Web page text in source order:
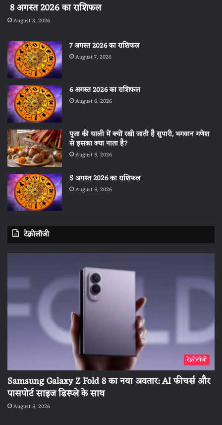
8 अगस्त 2026 का राशिफल
August 8, 2026
7 अगस्त 2026 का राशिफल
August 7, 2026
6 अगस्त 2026 का राशिफल
August 6, 2026
पूजा की थाली में क्यों रखी जाती है सुपारी, भगवान गणेश
से इसका क्या नाता है?
August 5, 2026
5 अगस्त 2026 का राशिफल
August 5, 2026
टेक्नोलॉजी
टेक्नोलॉजी
Samsung Galaxy Z Fold 8 का नया अवतार: AI फीचर्स और
पासपोर्ट साइज डिस्प्ले के साथ
August 5, 2026